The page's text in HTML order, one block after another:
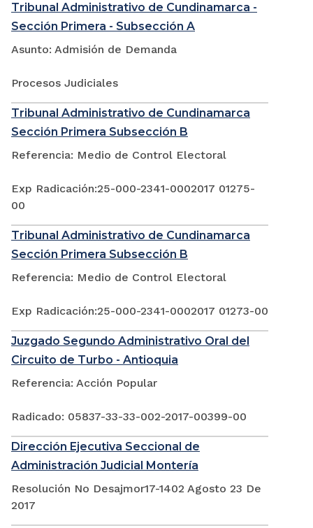
Tribunal Administrativo de Cundinamarca -
Sección Primera - Subsección A
Asunto: Admisión de Demanda
Procesos Judiciales
Tribunal Administrativo de Cundinamarca
Sección Primera Subsección B
Referencia: Medio de Control Electoral
Exp Radicación:25-000-2341-0002017 01275-
00
Tribunal Administrativo de Cundinamarca
Sección Primera Subsección B
Referencia: Medio de Control Electoral
Exp Radicación:25-000-2341-0002017 01273-00
Juzgado Segundo Administrativo Oral del
Circuito de Turbo - Antioquia
Referencia: Acción Popular
Radicado: 05837-33-33-002-2017-00399-00
Dirección Ejecutiva Seccional de
Administración Judicial Montería
Resolución No Desajmor17-1402 Agosto 23 De
2017